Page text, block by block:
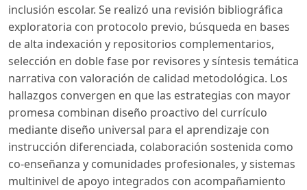
inclusión escolar. Se realizó una revisión bibliográfica
exploratoria con protocolo previo, búsqueda en bases
de alta indexación y repositorios complementarios,
selección en doble fase por revisores y síntesis temática
narrativa con valoración de calidad metodológica. Los
hallazgos convergen en que las estrategias con mayor
promesa combinan diseño proactivo del currículo
mediante diseño universal para el aprendizaje con
instrucción diferenciada, colaboración sostenida como
co-enseñanza y comunidades profesionales, y sistemas
multinivel de apoyo integrados con acompañamiento